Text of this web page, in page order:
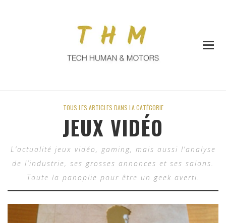
TOUS LES ARTICLES DANS LA CATÉGORIE
JEUX VIDÉO
L’actualité jeux vidéo, gaming, mais aussi l’analyse
de l’industrie, ses grosses annonces et ses salons.
Toute la panoplie pour être un geek averti.